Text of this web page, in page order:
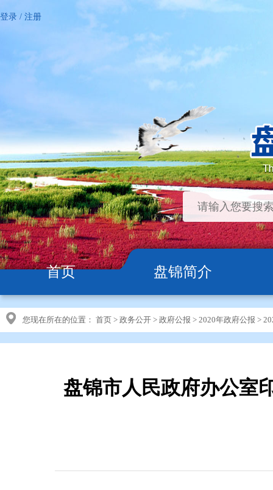
登录 / 注册
首页 盘锦简介
您现在所在的位置： 首页 > 政务公开 > 政府公报 > 2020年政府公报 >
盘锦市人民政府办公室